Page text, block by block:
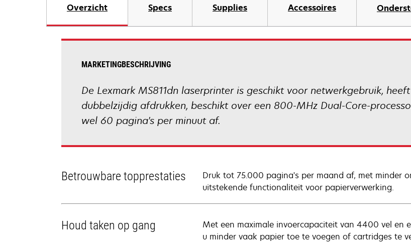
Overzicht Specs Supplies Accessoires
MARKETINGBESCHRIJVING
De Lexmark MS811dn laserprinter is geschikt voor netwerkgebruik,
dubbelzijdig afdrukken, beschikt over een 800-MHz Dual-Core-
wel 60 pagina's per minuut af.
Betrouwbare topprestaties
Druk tot 75.000 pagina's per maand af, met minder
uitstekende functionaliteit voor papierverwerking.
Houd taken op gang
Met een maximale invoercapaciteit van 4400 vel
u minder vaak papier toe te voegen of cartridges te